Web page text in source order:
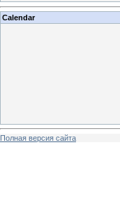
Calendar
Полная версия сайта